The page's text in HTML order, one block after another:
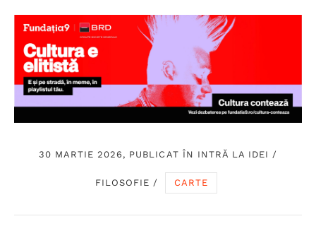
30 MARTIE 2026, PUBLICAT ÎN INTRĂ LA IDEI /
FILOSOFIE / CARTE